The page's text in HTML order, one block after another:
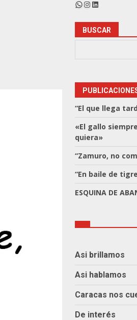
WhatsApp
Instagram
LinkedIn
BUSCAR
“El que llega
«El gallo
quiera»
“Zamuro, no
“En baile de
ESQUINA DE
Asi brillamos
Asi hablamos
Caracas nos
De interés